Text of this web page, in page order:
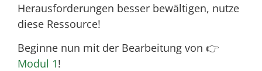
Herausforderungen besser bewältigen, nutze
diese Ressource!
Beginne nun mit der Bearbeitung von 👉
Modul 1!